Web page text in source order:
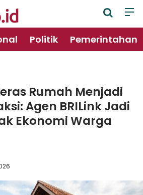
Politik Pemerintahan
Rumah Menjadi
Agen BRILink Jadi
Ekonomi Warga